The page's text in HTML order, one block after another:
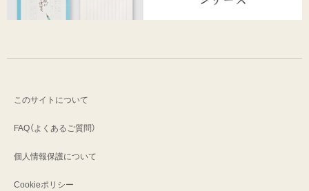
このサイトについて
FAQ（よくあるご質問）
個人情報保護について
Cookieポリシー